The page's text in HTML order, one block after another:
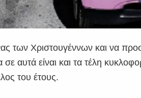
των Χριστουγέννων και να
αυτά είναι και τα τέλη
του έτους.